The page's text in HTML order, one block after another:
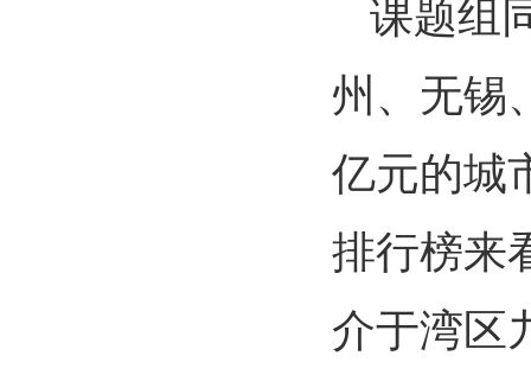
课题组
州、无锡
亿元的城
排行榜来
介于湾区